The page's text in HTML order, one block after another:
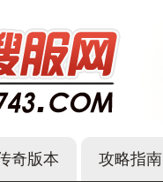
奇版本 攻略指南